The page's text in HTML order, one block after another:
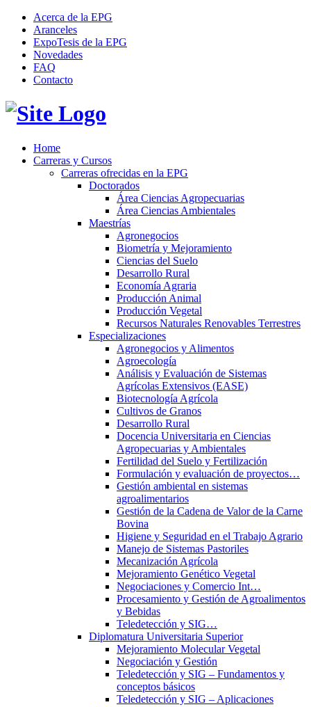
Acerca de la EPG
Aranceles
ExpoTesis de la EPG
Novedades
FAQ
Contacto
Home
Carreras y Cursos
Carreras ofrecidas en la EPG
Doctorados
Área Ciencias Agropecuarias
Área Ciencias Ambientales
Maestrías
Agronegocios
Biometría y Mejoramiento
Ciencias del Suelo
Desarrollo Rural
Economía Agraria
Producción Animal
Producción Vegetal
Recursos Naturales Renovables Terrestres
Especializaciones
Agronegocios y Alimentos
Agroecología
Análisis y Evaluación de Sistemas
Agrícolas Extensivos (EASE)
Biotecnología Agrícola
Cultivos de Granos
Desarrollo Rural
Docencia Universitaria en Ciencias
Agropecuarias y Ambientales
Fertilidad del Suelo y Fertilización
Formulación y evaluación de proyectos…
Gestión ambiental en sistemas
agroalimentarios
Gestión de la Cadena de Valor de la Carne
Bovina
Higiene y Seguridad en el Trabajo Agrario
Manejo de Sistemas Pastoriles
Mecanización Agrícola
Mejoramiento Genético Vegetal
Negociaciones y Comercio Int…
Procesamiento y Gestión de Agroalimentos
y Bebidas
Teledetección y SIG…
Diplomatura Universitaria Superior
Mejoramiento Molecular Vegetal
Negociación y Gestión
Teledetección y SIG – Fundamentos y
conceptos básicos
Teledetección y SIG – Aplicaciones